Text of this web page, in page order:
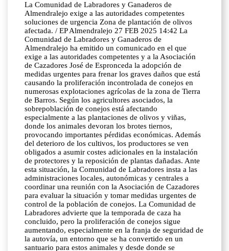
La Comunidad de Labradores y Ganaderos de
Almendralejo exige a las autoridades competentes
soluciones de urgencia Zona de plantación de olivos
afectada. / EP Almendralejo 27 FEB 2025 14:42 La
Comunidad de Labradores y Ganaderos de
Almendralejo ha emitido un comunicado en el que
exige a las autoridades competentes y a la Asociación
de Cazadores José de Espronceda la adopción de
medidas urgentes para frenar los graves daños que está
causando la proliferación incontrolada de conejos en
numerosas explotaciones agrícolas de la zona de Tierra
de Barros. Según los agricultores asociados, la
sobrepoblación de conejos está afectando
especialmente a las plantaciones de olivos y viñas,
donde los animales devoran los brotes tiernos,
provocando importantes pérdidas económicas. Además
del deterioro de los cultivos, los productores se ven
obligados a asumir costes adicionales en la instalación
de protectores y la reposición de plantas dañadas. Ante
esta situación, la Comunidad de Labradores insta a las
administraciones locales, autonómicas y centrales a
coordinar una reunión con la Asociación de Cazadores
para evaluar la situación y tomar medidas urgentes de
control de la población de conejos. La Comunidad de
Labradores advierte que la temporada de caza ha
concluido, pero la proliferación de conejos sigue
aumentando, especialmente en la franja de seguridad de
la autovía, un entorno que se ha convertido en un
santuario para estos animales y desde donde se